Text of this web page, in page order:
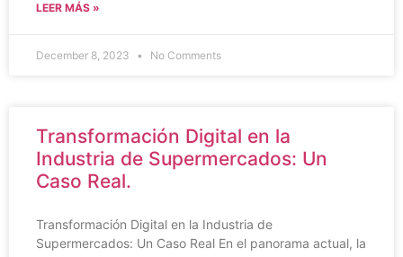
LEER MÁS »
December 8, 2023 No Comments
Transformación Digital en la
Industria de Supermercados: Un
Caso Real.
Transformación Digital en la Industria de
Supermercados: Un Caso Real En el panorama actual, la